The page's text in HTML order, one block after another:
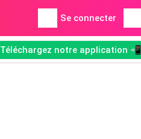
Se connecter
Téléchargez notre application 📲